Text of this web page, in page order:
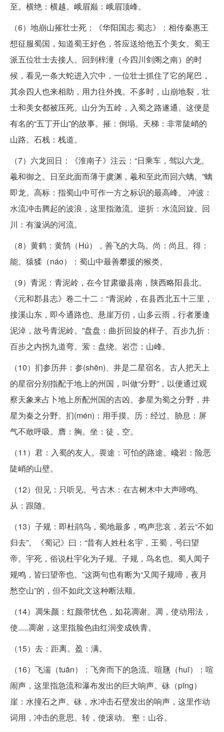
至。横绝：横越。峨眉巅：峨眉顶峰。
（6）地崩山摧壮士死：《华阳国志·蜀志》：相传秦惠王
想征服蜀国，知道蜀王好色，答应送给他五个美女。蜀王
派五位壮士去接人。回到梓潼（今四川剑阁之南）的时
候，看见一条大蛇进入穴中，一位壮士抓住了它的尾巴，
其余四人也来相助，用力往外拽。不多时，山崩地裂，壮
士和美女都被压死。山分为五岭，入蜀之路遂通。这便是
有名的“五丁开山”的故事。摧：倒塌。天梯：非常陡峭的
山路。石栈：栈道。
（7）六龙回日：《淮南子》注云：“日乘车，驾以六龙。
羲和御之。日至此面而薄于虞渊，羲和至此而回六螭。”螭
即龙。高标：指蜀山中可作一方之标识的最高峰。 冲波：
水流冲击腾起的波浪，这里指激流。逆折：水流回旋。回
川：有漩涡的河流。
（8）黄鹤：黄鹄（Hú），善飞的大鸟。尚：尚且。得：
能。猿猱（náo）：蜀山中最善攀援的猴类。
（9）青泥：青泥岭，在今甘肃徽县南，陕西略阳县北。
《元和郡县志》卷二十二：“青泥岭，在县西北五十三里，
接溪山东，即今通路也。悬崖万仞，山多云雨，行者屡逢
泥淖，故号青泥岭。”盘盘：曲折回旋的样子。百步九折：
百步之内拐九道弯。萦：盘绕。岩峦：山峰。
（10）扪参历井：参(shēn)、井是二星宿名。古人把天上
的星宿分别指配于地上的州国，叫做“分野”，以便通过观
察天象来占卜地上所配州国的吉凶。参星为蜀之分野，井
星为秦之分野。扪(mén)：用手摸。历：经过。胁息：屏
气不敢呼吸。膺：胸。坐：徒，空。
（11）君：入蜀的友人。畏途：可怕的路途。巉岩：险恶
陡峭的山壁。
（12）但见：只听见。号古木：在古树木中大声啼鸣。
从：跟随。
（13）子规：即杜鹃鸟，蜀地最多，鸣声悲哀，若云“不如
归去”。《蜀记》曰：“昔有人姓杜名宇，王蜀，号曰望
帝。宇死，俗说杜宇化为子规。子规，鸟名也。蜀人闻子
规鸣，皆曰望帝也。”这两句也有断为“又闻子规啼，夜月
愁空山”的，但不如此文这种断法顺。
（14）凋朱颜：红颜带忧色，如花凋谢。凋，使动用法，
使.....凋谢，这里指脸色由红润变成铁青。
（15）去：距离。盈：满。
（16）飞湍（tuān）：飞奔而下的急流。喧豗（huī）：喧
闹声，这里指急流和瀑布发出的巨大响声。砯（pīng）
崖：水撞石之声。砯，水冲击石壁发出的响声，这里作动
词用，冲击的意思。转，使滚动。 壑：山谷。